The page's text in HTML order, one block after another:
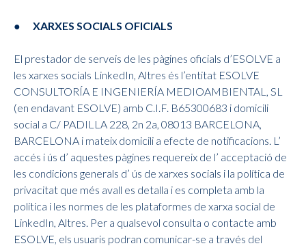
● XARXES SOCIALS OFICIALS
El prestador de serveis de les pàgines oficials d’ESOLVE a
les xarxes socials LinkedIn, Altres és l’entitat ESOLVE
CONSULTORÍA E INGENIERÍA MEDIOAMBIENTAL, SL
(en endavant ESOLVE) amb C.I.F. B65300683 i domicili
social a C/ PADILLA 228, 2n 2a, 08013 BARCELONA,
BARCELONA i mateix domicili a efecte de notificacions. L’
accés i ús d’ aquestes pàgines requereix de l’ acceptació de
les condicions generals d’ ús de xarxes socials i la política de
privacitat que més avall es detalla i es completa amb la
política i les normes de les plataformes de xarxa social de
LinkedIn, Altres. Per a qualsevol consulta o contacte amb
ESOLVE, els usuaris podran comunicar-se a través del